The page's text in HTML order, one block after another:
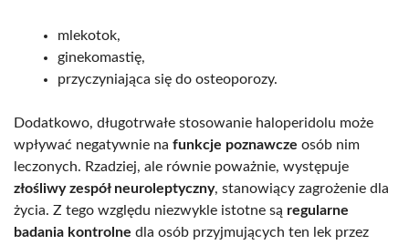
mlekotok,
ginekomastię,
przyczyniająca się do osteoporozy.
Dodatkowo, długotrwałe stosowanie haloperidolu może
wpływać negatywnie na funkcje poznawcze osób nim
leczonych. Rzadziej, ale równie poważnie, występuje
złośliwy zespół neuroleptyczny, stanowiący zagrożenie dla
życia. Z tego względu niezwykle istotne są regularne
badania kontrolne dla osób przyjmujących ten lek przez